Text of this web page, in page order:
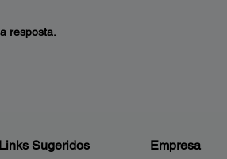
resposta.
Links Sugeridos Empresa